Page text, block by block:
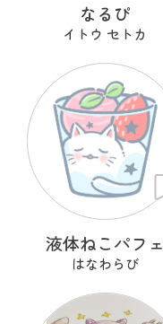
なるぴ
イトウ セトカ
液体ねこパフェ
はなわらび